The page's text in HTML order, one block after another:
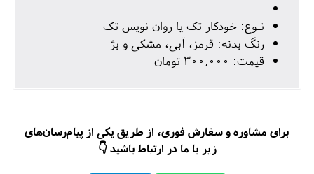
نـوع: خودکار تک یا روان نویس تک
رنگ بدنه: قرمز، آبی، مشکی و بژ
قیمت: ۳۰۰,۰۰۰ تومان
برای مشاوره و سفارش فوری، از طریق یکی از پیام‌رسان‌های
زیر با ما در ارتباط باشید 👇